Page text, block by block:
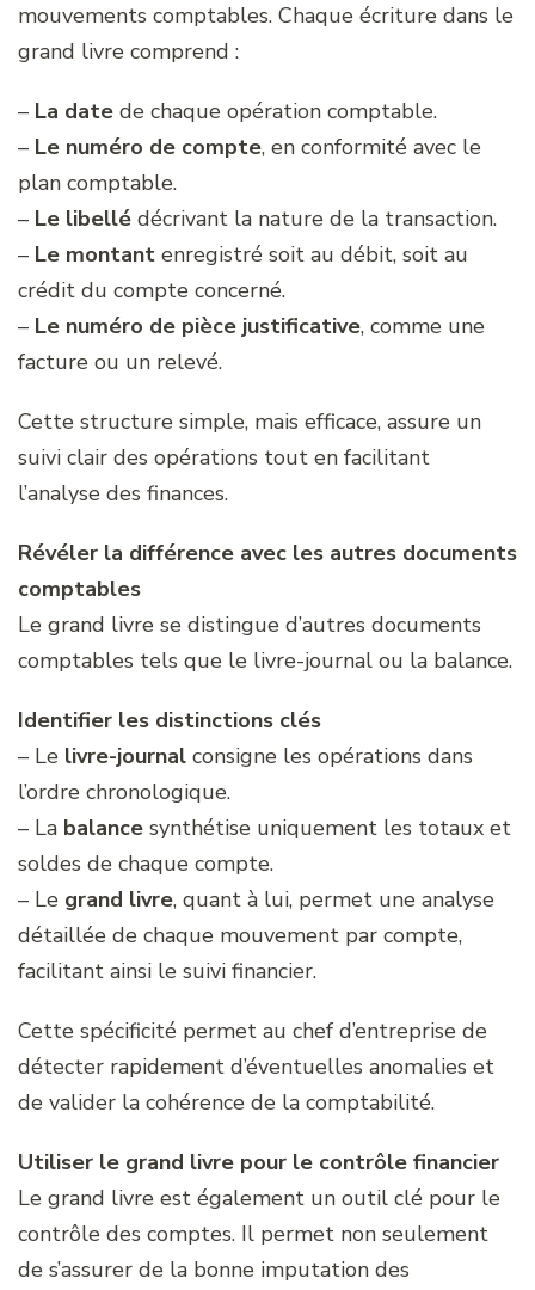
mouvements comptables. Chaque écriture dans le
grand livre comprend :
– La date de chaque opération comptable.
– Le numéro de compte, en conformité avec le
plan comptable.
– Le libellé décrivant la nature de la transaction.
– Le montant enregistré soit au débit, soit au
crédit du compte concerné.
– Le numéro de pièce justificative, comme une
facture ou un relevé.
Cette structure simple, mais efficace, assure un
suivi clair des opérations tout en facilitant
l’analyse des finances.
Révéler la différence avec les autres documents
comptables
Le grand livre se distingue d’autres documents
comptables tels que le livre-journal ou la balance.
Identifier les distinctions clés
– Le livre-journal consigne les opérations dans
l’ordre chronologique.
– La balance synthétise uniquement les totaux et
soldes de chaque compte.
– Le grand livre, quant à lui, permet une analyse
détaillée de chaque mouvement par compte,
facilitant ainsi le suivi financier.
Cette spécificité permet au chef d’entreprise de
détecter rapidement d’éventuelles anomalies et
de valider la cohérence de la comptabilité.
Utiliser le grand livre pour le contrôle financier
Le grand livre est également un outil clé pour le
contrôle des comptes. Il permet non seulement
de s’assurer de la bonne imputation des